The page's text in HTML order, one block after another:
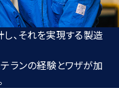
、それを実現する製造
ランの経験とワザが加